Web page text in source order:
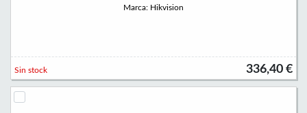
Marca: Hikvision
336,40 €
Sin stock